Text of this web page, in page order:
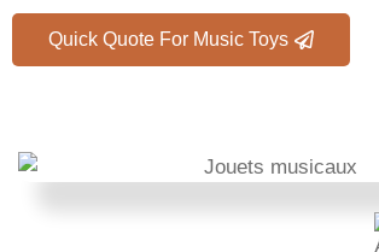
Quick Quote For Music Toys